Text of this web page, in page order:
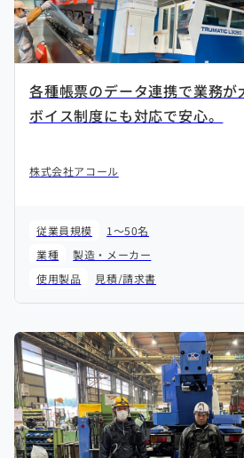
各種帳票のデータ連携で業務が
ボイス制度にも対応で安心。
株式会社アコール
従業員規模
1～50名
業種
製造・メーカー
使用製品
見積/請求書